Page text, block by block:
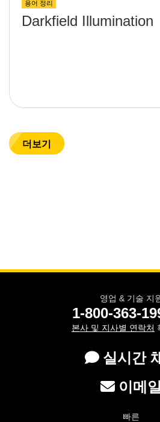
용어 정리
Darkfield Illumination
더보기
영업 & 기술 지
1-800-363-
본사 및 지사별 연락처
실시간
이메일
빠른